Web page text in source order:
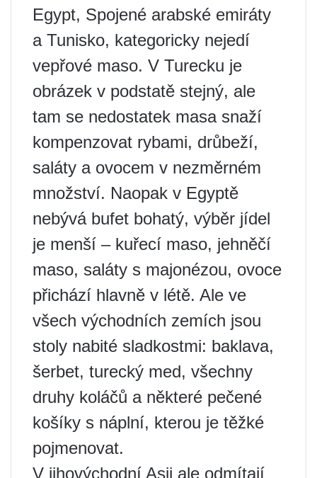
Egypt, Spojené arabské emiráty
a Tunisko, kategoricky nejedí
vepřové maso. V Turecku je
obrázek v podstatě stejný, ale
tam se nedostatek masa snaží
kompenzovat rybami, drůbeží,
saláty a ovocem v nezměrném
množství. Naopak v Egyptě
nebývá bufet bohatý, výběr jídel
je menší – kuřecí maso, jehněčí
maso, saláty s majonézou, ovoce
přichází hlavně v létě. Ale ve
všech východních zemích jsou
stoly nabité sladkostmi: baklava,
šerbet, turecký med, všechny
druhy koláčů a některé pečené
košíky s náplní, kterou je těžké
pojmenovat.
V jihovýchodní Asii ale odmítají